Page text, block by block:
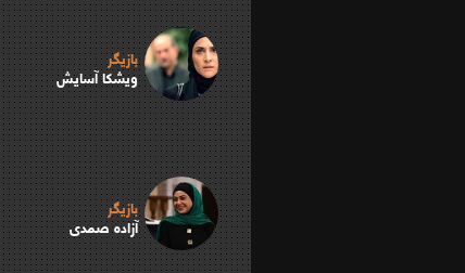
بازیگر
ویشکا آسایش
بازیگر
آزاده صمدی